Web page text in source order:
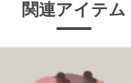
関連アイテム